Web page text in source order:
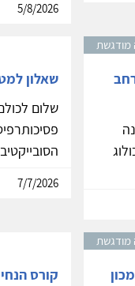
5/8/2026
מודגשת
שאלון
שלום
7/7/2026
מודגשת
קורס